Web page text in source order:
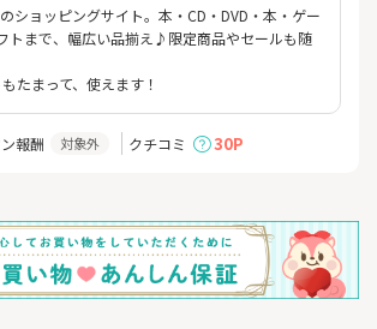
ショッピングサイト。本・CD・DVD・本・ゲー
トまで、幅広い品揃え♪限定商品やセールも随
たまって、使えます！
報酬 対象外 クチコミ 30P